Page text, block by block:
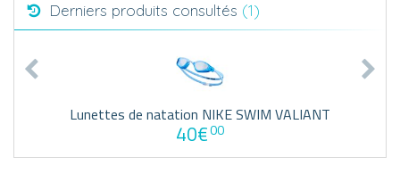
Derniers produits consultés (1)
Lunettes de natation NIKE SWIM VALIANT
40€00